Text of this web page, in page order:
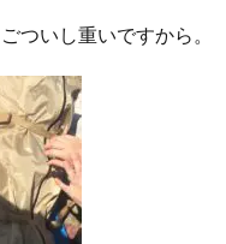
ついし重いですから。